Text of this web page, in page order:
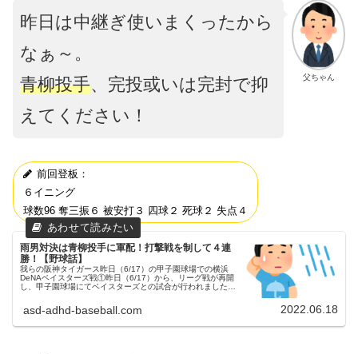
父ちゃん
昨日は中継ぎ使いまくったから
なぁ～。
青柳投手、完投或いは完封で抑
えてください！
前回登板：
６イニング
球数96 奪三振６ 被安打３ 四球２ 死球２ 失点４
雨男対決は青柳投手に軍配！打撃戦を制して４連
勝！【野球話】
我らの阪神タイガース昨日（6/17）の甲子園球場での横浜
DeNAベイスターズ戦①昨日（6/17）から、リーグ戦が再開
し、甲子園球場にてベイスターズとの試合が行われました。
asd-adhd-baseball.com 2022.06.18